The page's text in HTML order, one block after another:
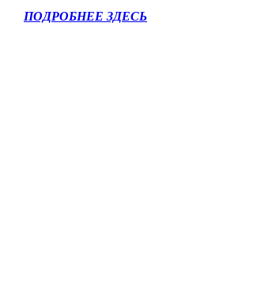
ПОДРОБНЕЕ ЗДЕСЬ